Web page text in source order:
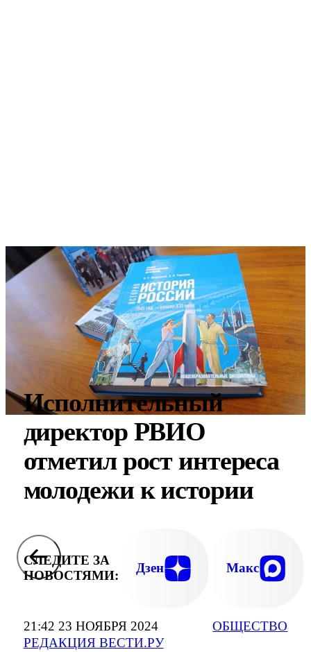
21:42 23 НОЯБРЯ 2024
РЕДАКЦИЯ ВЕСТИ.РУ
ОБЩЕСТВО
Исполнительный
директор РВИО
отметил рост интереса
молодежи к истории
СЛЕДИТЕ ЗА
НОВОСТЯМИ:
Дзен Макс